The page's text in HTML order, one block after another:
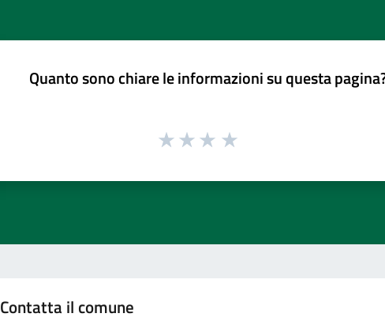
Quanto sono chiare le informazioni su questa
Contatta il comune